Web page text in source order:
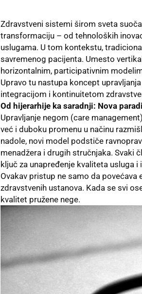
Zdravstveni sistemi širom sveta
transformaciju – od tehnoloških
uslugama. U tom kontekstu,
savremenog pacijenta. Umesto
horizontalnim, participativnim
Upravo tu nastupa koncept
integracijom i kontinuitetom
Od hijerarhije ka saradnji: Nova
Upravljanje negom (care
već i duboku promenu u načinu
nadole, novi model podstiče
menadžera i drugih stručnjaka. Svaki
ključ za unapređenje kvaliteta usluga i
Ovakav pristup ne samo da
zdravstvenih ustanova. Kada se svi
kvalitet pružene nege.